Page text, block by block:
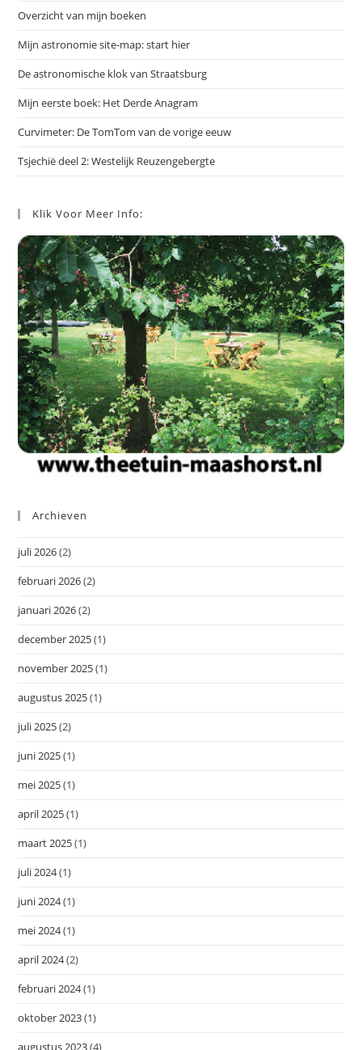
Overzicht van mijn boeken
Mijn astronomie site-map: start hier
De astronomische klok van Straatsburg
Mijn eerste boek: Het Derde Anagram
Curvimeter: De TomTom van de vorige eeuw
Tsjechië deel 2: Westelijk Reuzengebergte
Klik Voor Meer Info:
Archieven
juli 2026(2)
februari 2026(2)
januari 2026(2)
december 2025(1)
november 2025(1)
augustus 2025(1)
juli 2025(2)
juni 2025(1)
mei 2025(1)
april 2025(1)
maart 2025(1)
juli 2024(1)
juni 2024(1)
mei 2024(1)
april 2024(2)
februari 2024(1)
oktober 2023(1)
augustus 2023(4)